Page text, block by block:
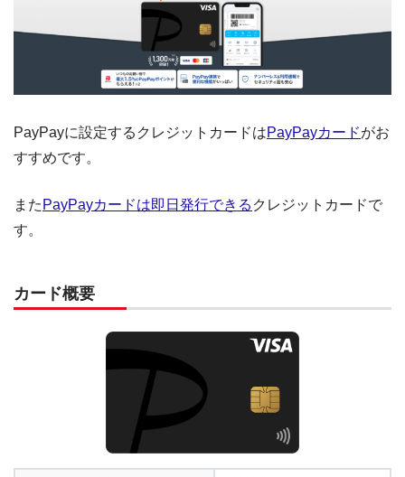
PayPayに設定するクレジットカードはPayPayカードがお
すすめです。
また PayPayカードは即日発行できる クレジットカードで
す。
カード概要